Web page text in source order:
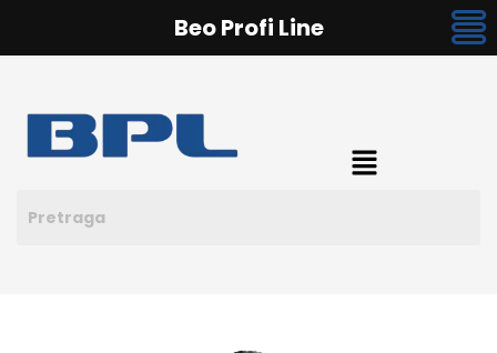
Beo Profi Line